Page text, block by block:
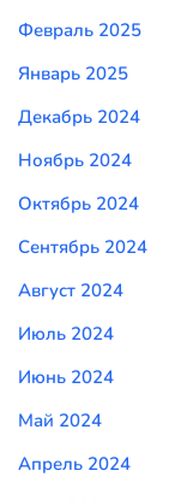
Февраль 2025
Январь 2025
Декабрь 2024
Ноябрь 2024
Октябрь 2024
Сентябрь 2024
Август 2024
Июль 2024
Июнь 2024
Май 2024
Апрель 2024